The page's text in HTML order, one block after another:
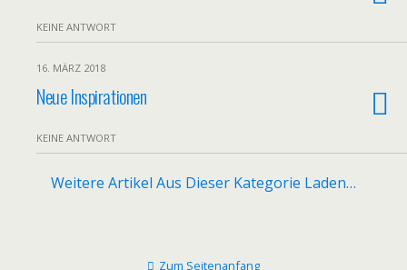
KEINE ANTWORT
16. MÄRZ 2018
Neue Inspirationen
KEINE ANTWORT
Weitere Artikel Aus Dieser Kategorie Laden…
Zum Seitenanfang